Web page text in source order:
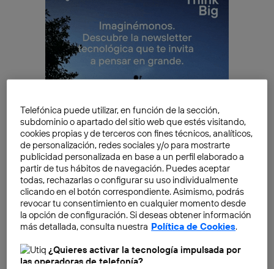
Sin embargo, no todos los televisores inteligentes
poseen las mismas características ni ofrecen la misma
experiencia. Por eso, al momento de elegir elmejor
y las tecnologías que ofrezcan la mejor experiencia.
Telefónica puede utilizar, en función de la sección,
subdominio o apartado del sitio web que estés visitando,
cookies propias y de terceros con fines técnicos, analíticos,
de personalización, redes sociales y/o para mostrarte
publicidad personalizada en base a un perfil elaborado a
partir de tus hábitos de navegación. Puedes aceptar
todas, rechazarlas o configurar su uso individualmente
clicando en el botón correspondiente. Asimismo, podrás
revocar tu consentimiento en cualquier momento desde
la opción de configuración. Si deseas obtener información
más detallada, consulta nuestra Política de Cookies.
¿Quieres activar la tecnología impulsada por
las operadoras de telefonía?